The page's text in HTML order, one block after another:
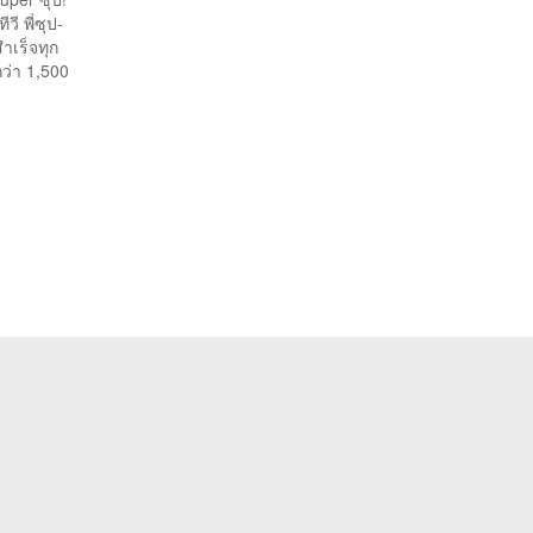
วี พี่ซุป-
เร็จทุก
า 1,500